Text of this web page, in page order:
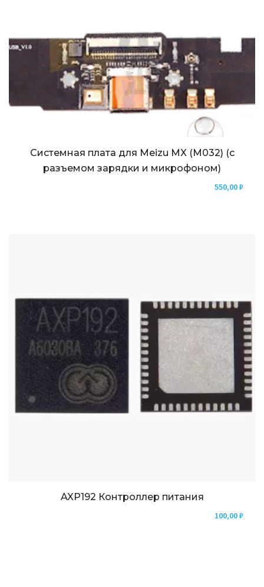
Системная плата для Meizu MX (M032) (с
разъемом зарядки и микрофоном)
550,00₽
AXP192 Контроллер питания
100,00₽